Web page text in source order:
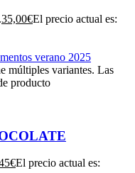
35,00€El precio actual es:
múltiples variantes. Las
producto
€El precio actual es: